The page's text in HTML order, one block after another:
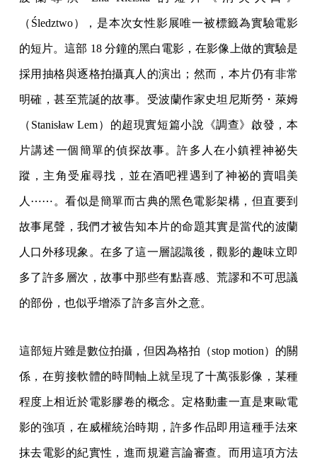
（Śledztwo），是本次女性影展唯一被標籤為實驗電影
的短片。這部 18 分鐘的黑白電影，在影像上做的實驗是
採用抽格與逐格拍攝真人的演出；然而，本片仍有非常
明確，甚至荒誕的故事。受波蘭作家史坦尼斯勞・萊姆
（Stanisław Lem）的超現實短篇小說《調查》啟發，本
片講述一個簡單的偵探故事。許多人在小鎮裡神祕失
蹤，主角受雇尋找，並在酒吧裡遇到了神祕的賣唱美
人⋯⋯。看似是簡單而古典的黑色電影架構，但直要到
故事尾聲，我們才被告知本片的命題其實是當代的波蘭
人口外移現象。在多了這一層認識後，觀影的趣味立即
多了許多層次，故事中那些有點喜感、荒謬和不可思議
的部份，也似乎增添了許多言外之意。
這部短片雖是數位拍攝，但因為格拍（stop motion）的關
係，在剪接軟體的時間軸上就呈現了十萬張影像，某種
程度上相近於電影膠卷的概念。定格動畫一直是東歐電
影的強項，在威權統治時期，許多作品即用這種手法來
抹去電影的紀實性，進而規避言論審查。而用這項方法